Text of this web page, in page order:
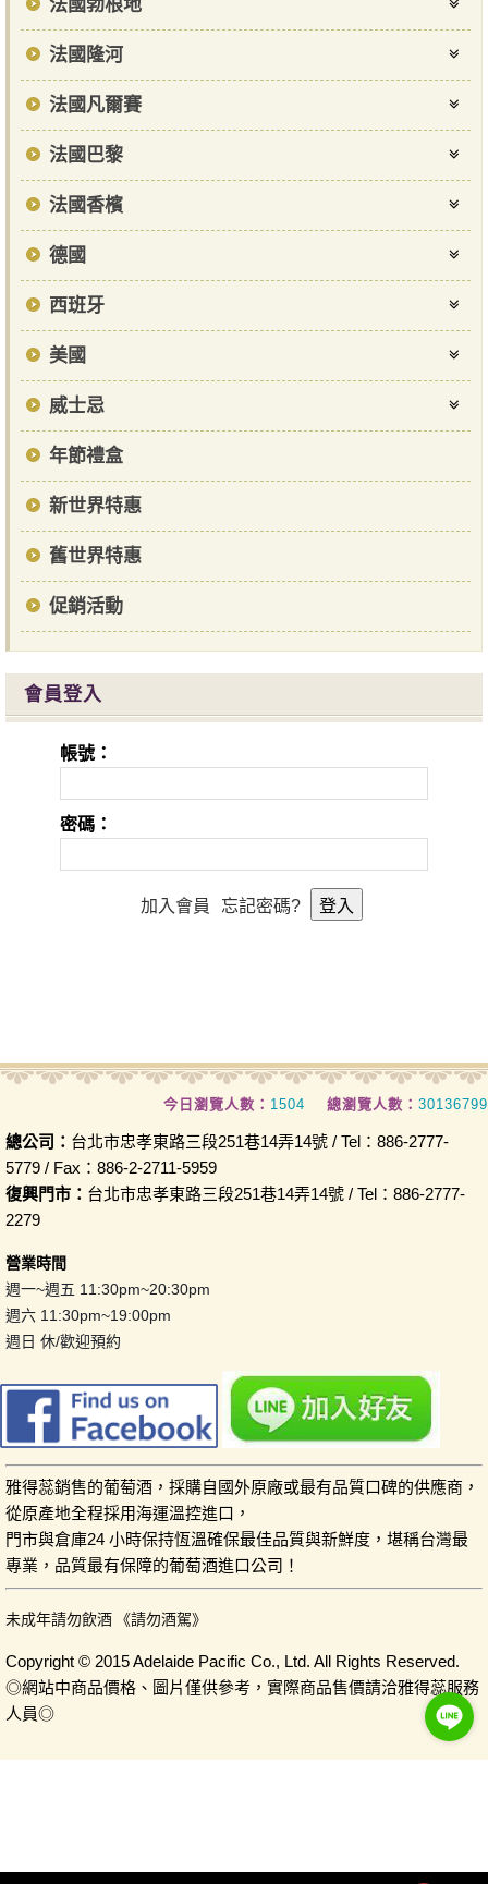
法國勃根地
法國隆河
法國凡爾賽
法國巴黎
法國香檳
德國
西班牙
美國
威士忌
年節禮盒
新世界特惠
舊世界特惠
促銷活動
會員登入
帳號：
密碼：
加入會員 忘記密碼?
今日瀏覽人數： 1504 總瀏覽人數： 30136799
總公司： 台北市忠孝東路三段251巷14弄14號 / Tel：886-2777-
5779 / Fax：886-2-2711-5959
復興門市： 台北市忠孝東路三段251巷14弄14號 / Tel：886-2777-
2279
營業時間
週一~週五 11:30pm~20:30pm
週六 11:30pm~19:00pm
週日 休/歡迎預約
雅得蕊銷售的葡萄酒，採購自國外原廠或最有品質口碑的供應商，
從原產地全程採用海運溫控進口，
門市與倉庫24 小時保持恆溫確保最佳品質與新鮮度，堪稱台灣最
專業，品質最有保障的葡萄酒進口公司！
未成年請勿飲酒 《請勿酒駕》
Copyright © 2015 Adelaide Pacific Co., Ltd. All Rights Reserved.
◎網站中商品價格、圖片僅供參考，實際商品售價請洽雅得蕊服務
人員◎